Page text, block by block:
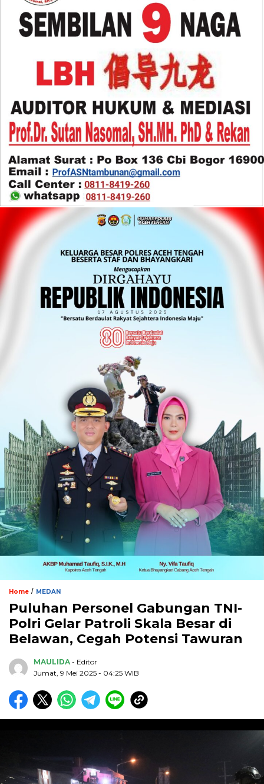
Home / MEDAN
Puluhan Personel Gabungan TNI-
Polri Gelar Patroli Skala Besar di
Belawan, Cegah Potensi Tawuran
MAULIDA - Editor
Jumat, 9 Mei 2025 - 04:25 WIB